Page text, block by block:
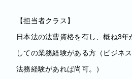
【担当者クラス】
日本法の法曹資格を有し、概ね3年
しての業務経験がある方（ビジネ
法務経験があれば尚可。）